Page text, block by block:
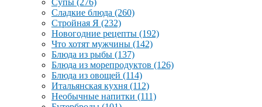
Супы (276)
Сладкие блюда (260)
Стройная Я (232)
Новогодние рецепты (192)
Что хотят мужчины (142)
Блюда из рыбы (137)
Блюда из морепродуктов (126)
Блюда из овощей (114)
Итальянская кухня (112)
Необычные напитки (111)